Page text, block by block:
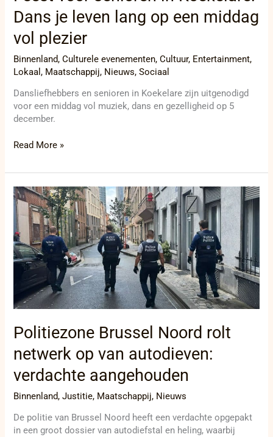
Dans je leven lang op een middag
vol plezier
Binnenland,Culturele evenementen,Cultuur, Entertainment,
Lokaal, Maatschappij, Nieuws,Sociaal
Dansliefhebbers en senioren in Koekelare zijn uitgenodigd
voor een middag vol muziek, dans en gezelligheid op 5
december.
Read More »
Politiezone Brussel Noord rolt
netwerk op van autodieven:
verdachte aangehouden
Binnenland,Justitie, Maatschappij, Nieuws
De politie van Brussel Noord heeft een verdachte opgepakt
in een groot dossier van autodiefstal en heling, waarbij
Politiezone
Brussel
Noord
rolt
netwerk
op
van
autodieven:
verdachte
aangehouden